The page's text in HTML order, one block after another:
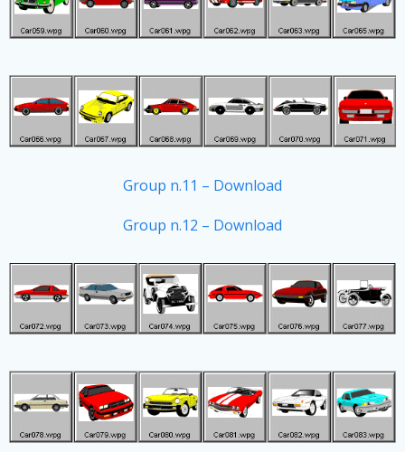
Group n.11 – Download
Group n.12 – Download